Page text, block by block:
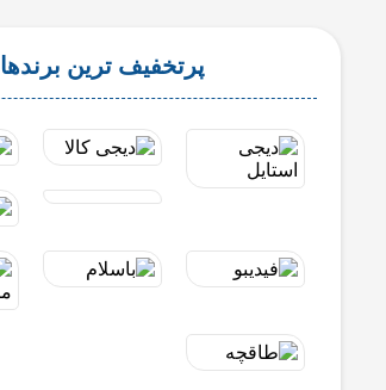
پرتخفیف ترین برندها